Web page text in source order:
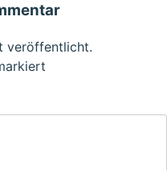
veröffentlicht.